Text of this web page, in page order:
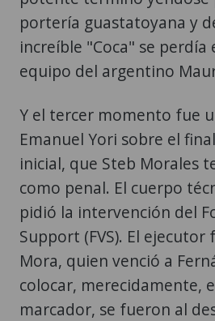
portería guastatoyana y
increíble "Coca" se perdía
equipo del argentino
Y el tercer momento fue
Emanuel Yori sobre el
inicial, que Steb Morales
como penal. El cuerpo
pidió la intervención del
Support (FVS). El ejecutor
Mora, quien venció a
colocar, merecidamente,
marcador, se fueron al